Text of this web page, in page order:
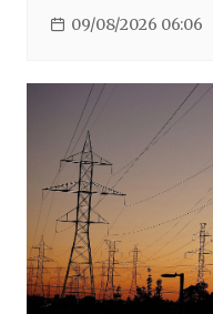
09/08/2026 06:06